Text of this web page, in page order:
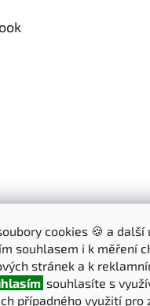
cookies 🍪 a
souhlasem i k měření
stránek a k
souhlasíte s
případného využití